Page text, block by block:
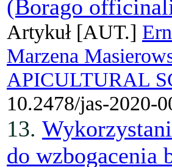
(Borago
Artykuł[AUT.]
Marzena
APICULTURAL
10.2478/jas-2020-
13.
do wzbogacenia